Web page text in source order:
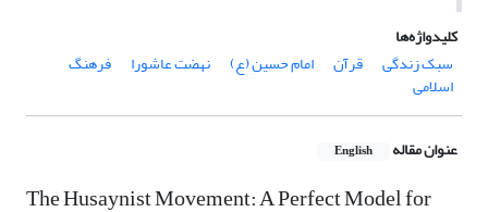
کلیدواژه‌ها
سبک زندگی
قرآن امام حسین (ع) نهضت عاشورا فرهنگ
اسلامی
عنوان مقاله English
The Husaynist Movement: A Perfect Model for